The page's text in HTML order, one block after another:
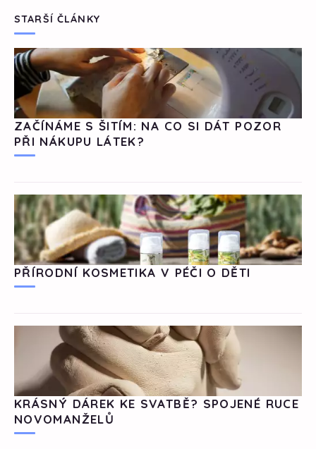
STARŠÍ ČLÁNKY
ZAČÍNÁME S ŠITÍM: NA CO SI DÁT POZOR
PŘI NÁKUPU LÁTEK?
PŘÍRODNÍ KOSMETIKA V PÉČI O DĚTI
KRÁSNÝ DÁREK KE SVATBĚ? SPOJENÉ RUCE
NOVOMANŽELŮ